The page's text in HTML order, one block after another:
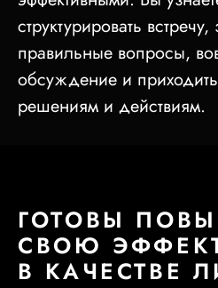
структурировать встречу,
правильные вопросы,
обсуждение и
решениям и действиям.
ГОТОВЫ
СВОЮ
В КАЧЕСТВЕ